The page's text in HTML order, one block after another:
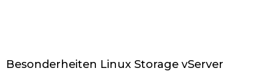
Besonderheiten Linux Storage vServer